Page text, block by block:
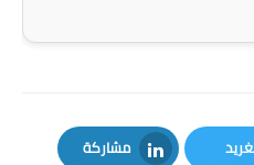
مشاركة